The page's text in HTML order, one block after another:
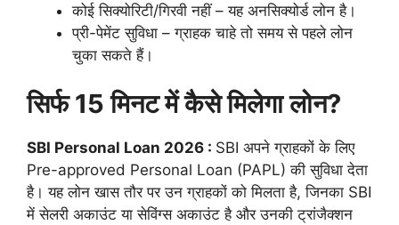
कोई सिक्योरिटी/गिरवी नहीं – यह अनसिक्योर्ड लोन है।
प्री-पेमेंट सुविधा – ग्राहक चाहे तो समय से पहले लोन
चुका सकते हैं।
सिर्फ 15 मिनट में कैसे मिलेगा लोन?
SBI Personal Loan 2026 : SBI अपने ग्राहकों के लिए
Pre-approved Personal Loan (PAPL) की सुविधा देता
है। यह लोन खास तौर पर उन ग्राहकों को मिलता है, जिनका SBI
में सेलरी अकाउंट या सेविंग्स अकाउंट है और उनकी ट्रांजैक्शन